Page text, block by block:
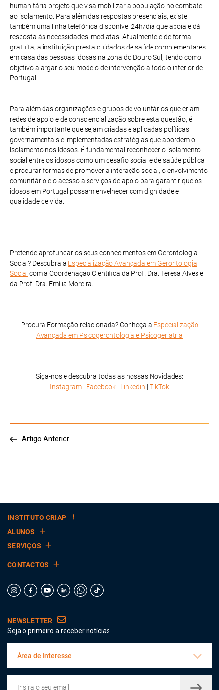
humanitária projeto que visa mobilizar a população no combate
ao isolamento. Para além das respostas presenciais, existe
também uma linha telefónica disponível 24h/dia que apoia e dá
resposta às necessidades imediatas. Atualmente e de forma
gratuita, a instituição presta cuidados de saúde complementares
em casa das pessoas idosas na zona do Douro Sul, tendo como
objetivo alargar o seu modelo de intervenção a todo o interior de
Portugal.
Para além das organizações e grupos de voluntários que criam
redes de apoio e de consciencialização sobre esta questão, é
também importante que sejam criadas e aplicadas políticas
governamentais e implementadas estratégias que abordem o
isolamento nos idosos. É fundamental reconhecer o isolamento
social entre os idosos como um desafio social e de saúde pública
e procurar formas de promover a interação social, o envolvimento
comunitário e o acesso a serviços de apoio para garantir que os
idosos em Portugal possam envelhecer com dignidade e
qualidade de vida.
Pretende aprofundar os seus conhecimentos em Gerontologia
Social? Descubra a Especialização Avançada em Gerontologia
Social com a Coordenação Científica da Prof. Dra. Teresa Alves e
da Prof. Dra. Emília Moreira.
Procura Formação relacionada? Conheça a Especialização
Avançada em Psicogerontologia e Psicogeriatria
Siga-nos e descubra todas as nossas Novidades:
Instagram | Facebook | Linkedin | TikTok
Artigo Anterior
INSTITUTO CRIAP
ALUNOS
SERVIÇOS
CONTACTOS
NEWSLETTER
Seja o primeiro a receber notícias
Área de Interesse